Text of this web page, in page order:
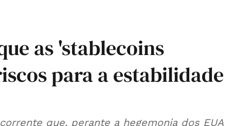
as 'stablecoins
para a estabilidade
que, perante a hegemonia dos EUA